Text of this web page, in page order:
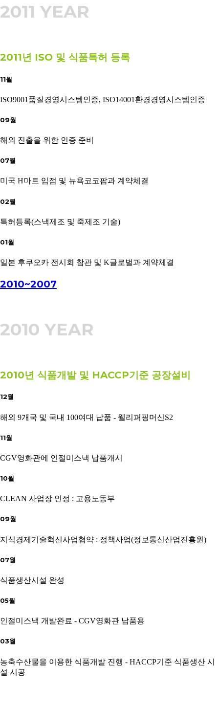
2011 YEAR
2011년 ISO 및 식품특허 등록
11월
ISO9001품질경영시스템인증, ISO14001환경경영시스템인증
09월
해외 진출을 위한 인증 준비
07월
미국 H마트 입점 및 뉴욕코코팝과 계약체결
02월
특허등록(스낵제조 및 죽제조 기술)
01월
일본 후쿠오카 전시회 참관 및 K글로벌과 계약체결
2010~2007
2010 YEAR
2010년 식품개발 및 HACCP기준 공장설비
12월
해외 9개국 및 국내 100여대 납품 - 웰리퍼핑머신S2
11월
CGV영화관에 인절미스낵 납품개시
10월
CLEAN 사업장 인정 : 고용노동부
09월
지식경제기술혁신사업협약 : 정책사업(정보통신산업진흥원)
07월
식품생산시설 완성
05월
인절미스낵 개발완료 - CGV영화관 납품용
03월
농축수산물을 이용한 식품개발 진행 - HACCP기준 식품생산 시
설 시공